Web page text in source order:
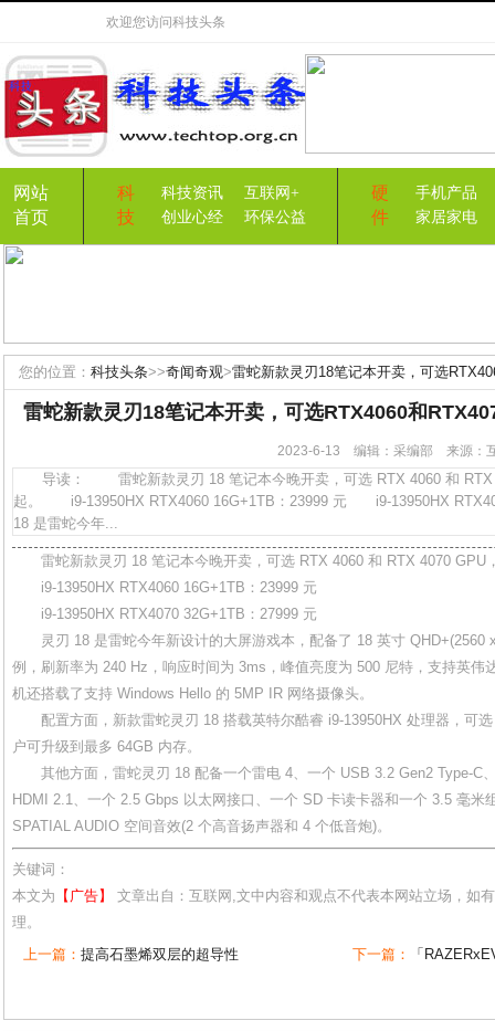
欢迎您访问科技头条
网站
首页
科
技
科技资讯
互联网+
创业心经
环保公益
硬
件
手机产品
家居家电
您的位置： 科技头条>>奇闻奇观>雷蛇新款灵刃18笔记本开卖，可选
雷蛇新款灵刃18笔记本开卖，可选RTX4060和
2023-6-13 编辑：采编部 来源
导读： 雷蛇新款灵刃 18 笔记本今晚开卖，可选 RTX 4060 和 RTX
起。 i9-13950HX RTX4060 16G+1TB：23999 元 i9-13950HX
18 是雷蛇今年...
雷蛇新款灵刃 18 笔记本今晚开卖，可选 RTX 4060 和 RTX 4070 GPU
i9-13950HX RTX4060 16G+1TB：23999 元
i9-13950HX RTX4070 32G+1TB：27999 元
灵刃 18 是雷蛇今年新设计的大屏游戏本，配备了 18 英寸 QHD+(2560
例，刷新率为 240 Hz，响应时间为 3ms，峰值亮度为 500 尼特，支持英伟
机还搭载了支持 Windows Hello 的 5MP IR 网络摄像头。
配置方面，新款雷蛇灵刃 18 搭载英特尔酷睿 i9-13950HX 处理器，可选
户可升级到最多 64GB 内存。
其他方面，雷蛇灵刃 18 配备一个雷电 4、一个 USB 3.2 Gen2 Type-C
HDMI 2.1、一个 2.5 Gbps 以太网接口、一个 SD 卡读卡器和一个 3.5 毫米
SPATIAL AUDIO 空间音效(2 个高音扬声器和 4 个低音炮)。
关键词：
本文为 【广告】
文章出自：互联网,文中内容和观点不代表本网站立场，如
理。
上一篇： 提高石墨烯双层的超导性 下一篇： 「